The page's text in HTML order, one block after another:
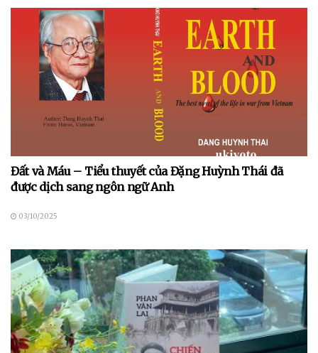
Đất và Máu – Tiểu thuyết của Đặng Huỳnh Thái đã
được dịch sang ngôn ngữ Anh
03/10/2025